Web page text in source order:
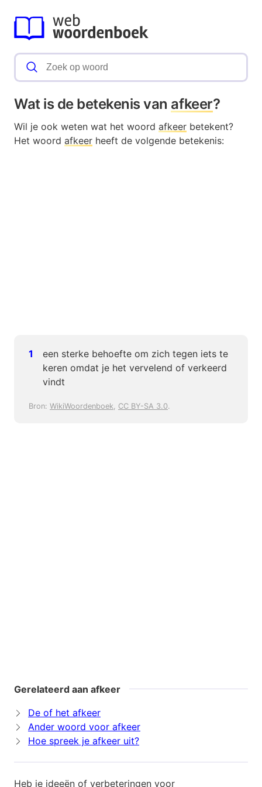
Wat is de betekenis van afkeer?
Wil je ook weten wat het woord afkeer betekent?
Het woord afkeer heeft de volgende betekenis:
een sterke behoefte om zich tegen iets te
keren omdat je het vervelend of verkeerd
vindt
Bron: WikiWoordenboek, CC BY-SA 3.0.
Gerelateerd aan afkeer
De of het afkeer
Ander woord voor afkeer
Hoe spreek je afkeer uit?
Heb je ideeën of verbeteringen voor